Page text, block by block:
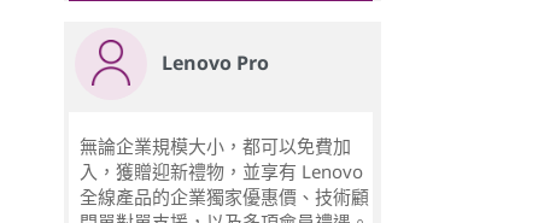
Lenovo Pro
無論企業規模大小，都可以免費加
入，獲贈迎新禮物，並享有 Lenovo
全線產品的企業獨家優惠價、技術顧